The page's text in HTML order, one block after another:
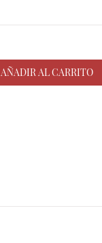
AÑADIR AL CARRITO